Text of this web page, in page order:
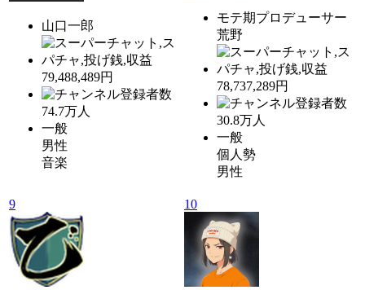
山口一郎
79,488,489円
74.7万人
一般
男性
音楽
モテ期プロデューサー
荒野
78,737,289円
30.8万人
一般
個人勢
男性
9 10